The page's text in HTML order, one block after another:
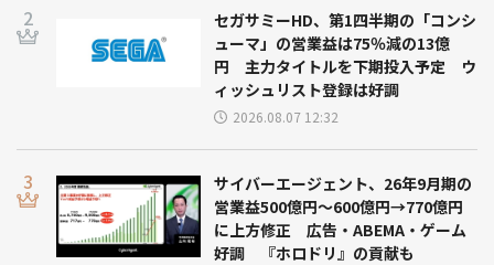
セガサミーHD、第1四半期の「コンシ
ューマ」の営業益は75％減の13億
円 主力タイトルを下期投入予定 ウ
ィッシュリスト登録は好調
2026.08.07 12:32
サイバーエージェント、26年9月期の
営業益500億円～600億円→770億円
に上方修正 広告・ABEMA・ゲーム
好調 『ホロドリ』の貢献も